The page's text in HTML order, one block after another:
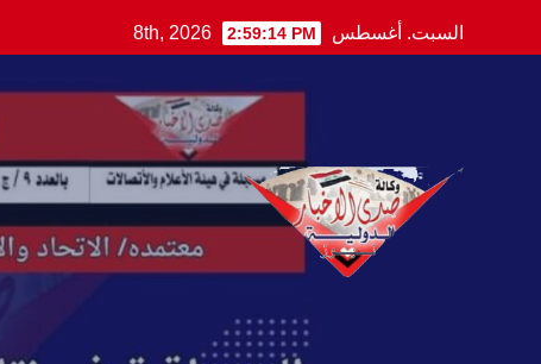
to
السبت. أغسطس 8th, 2026 2:59:16 PM